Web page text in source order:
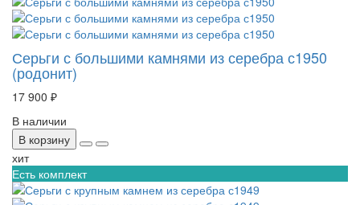
Серьги с большими камнями из серебра с1950
(родонит)
17 900 ₽
В наличии
В корзину
хит
Есть комплект